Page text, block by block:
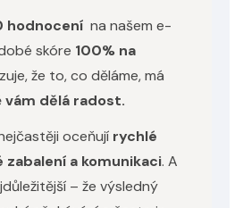
hodnocení na našem e-
skóre 100% na
že to, co děláme, má
vám dělá radost.
oceňují rychlé
zabalení a komunikaci. A
– že výsledný